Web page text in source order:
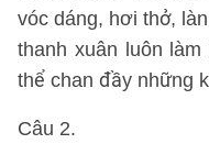
vóc dáng, hơi thở,
thanh xuân luôn
thể chan đầy những
Câu 2.